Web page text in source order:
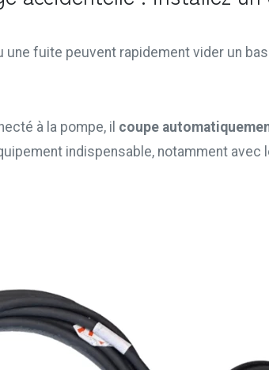
une fuite peuvent rapidement vider un
à la pompe, il coupe
indispensable, notamment